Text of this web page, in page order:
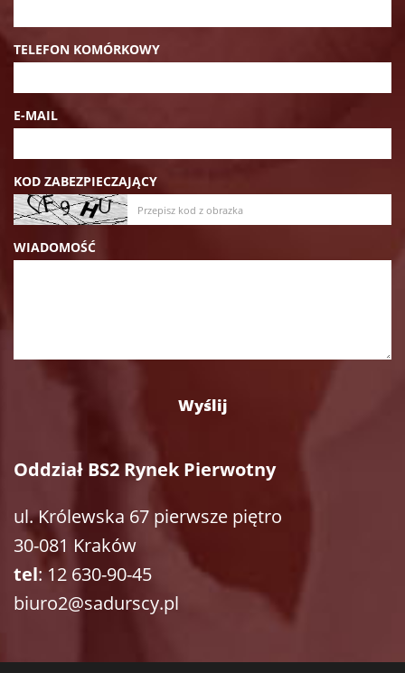
TELEFON KOMÓRKOWY
E-MAIL
KOD ZABEZPIECZAJĄCY
WIADOMOŚĆ
Oddział BS2 Rynek Pierwotny
ul. Królewska 67 pierwsze piętro
30-081 Kraków
tel: 12 630-90-45
biuro2@sadurscy.pl